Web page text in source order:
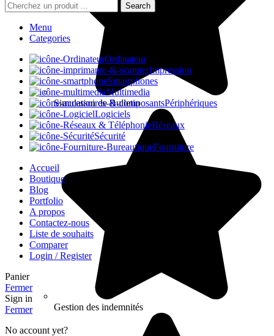
Simulation de Bulletin
Gestion des indemnités
Search
Menu
Categories
Ordinateur
Impression
Smartphones
Multimedia
Périphériques
Logiciels
Réseaux
Sécurité
Fourniture
Accueil
Boutique
Blog
Portfolio
A propos
Contactez-nous
Liste de souhaits
Comparer
Login / Register
Panier
Fermer
Sign in
Fermer
No account yet?